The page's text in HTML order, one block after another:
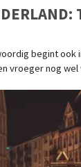
begint
vroeger nog